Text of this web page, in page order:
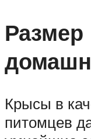
Размер
Крысы в
питомцев